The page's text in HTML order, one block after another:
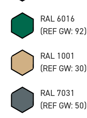
RAL 6016
(REF GW: 92)
RAL 1001
(REF GW: 30)
RAL 7031
(REF GW: 50)